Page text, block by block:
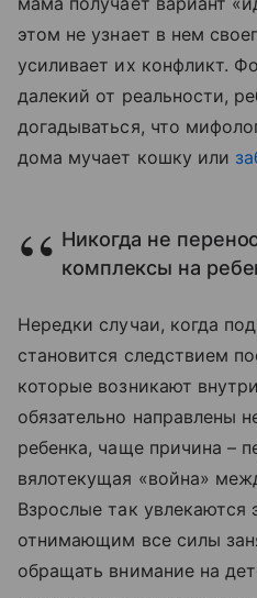
этом не узнает в нем
усиливает их конфликт.
далекий от реальности,
догадываться, что
дома мучает кошку или
Никогда не
комплексы на
Нередки случаи, когда
становится следствием
которые возникают
обязательно направлены
ребенка, чаще причина –
вялотекущая «война»
Взрослые так
отнимающим все силы
обращать внимание на